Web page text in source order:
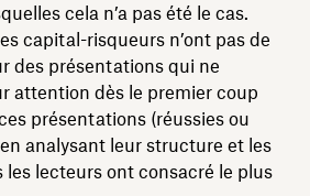
cela n’a pas été le cas.
capital-risqueurs n’ont pas de
des présentations qui ne
attention dès le premier coup
présentations (réussies ou
analysant leur structure et les
les lecteurs ont consacré le plus